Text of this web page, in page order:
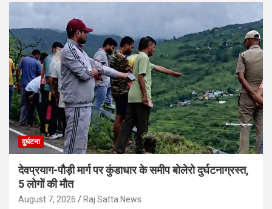
दुर्घटना
देवप्रयाग-पौड़ी मार्ग पर कुंडाधार के समीप बोलेरो दुर्घटनाग्रस्त,
5 लोगों की मौत
August 7, 2026 Raj Satta News